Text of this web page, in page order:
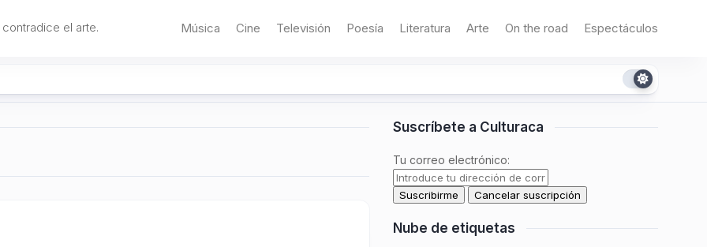
el arte. Música Cine Televisión Poesía Literatura Arte On the road Espectáculos
Suscríbete a Culturaca
Tu correo electrónico:
Nube de etiquetas